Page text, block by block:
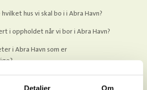
Detaljer Om
hus vi skal bo i i Abra Havn?
i oppholdet når vi bor i Abra Havn?
i Abra Havn som er